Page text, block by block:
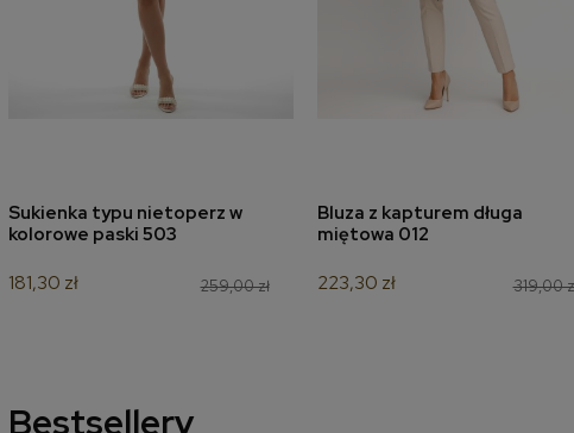
dodaj do koszyka
Sukienka typu nietoperz w
kolorowe paski 503
259,00 zł
181,30 zł
dodaj do koszyka
Bluza z kapturem długa
miętowa 012
319,00
223,30 zł
Bestsellery